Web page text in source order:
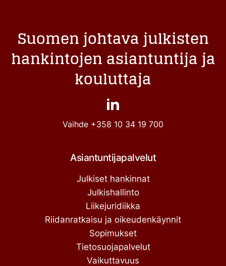
Suomen johtava julkisten
hankintojen asiantuntija ja
kouluttaja
Vaihde +358 10 34 19 700
Asiantuntijapalvelut
Julkiset hankinnat
Julkishallinto
Liikejuridiikka
Riidanratkaisu ja oikeudenkäynnit
Sopimukset
Tietosuojapalvelut
Vaikuttavuus